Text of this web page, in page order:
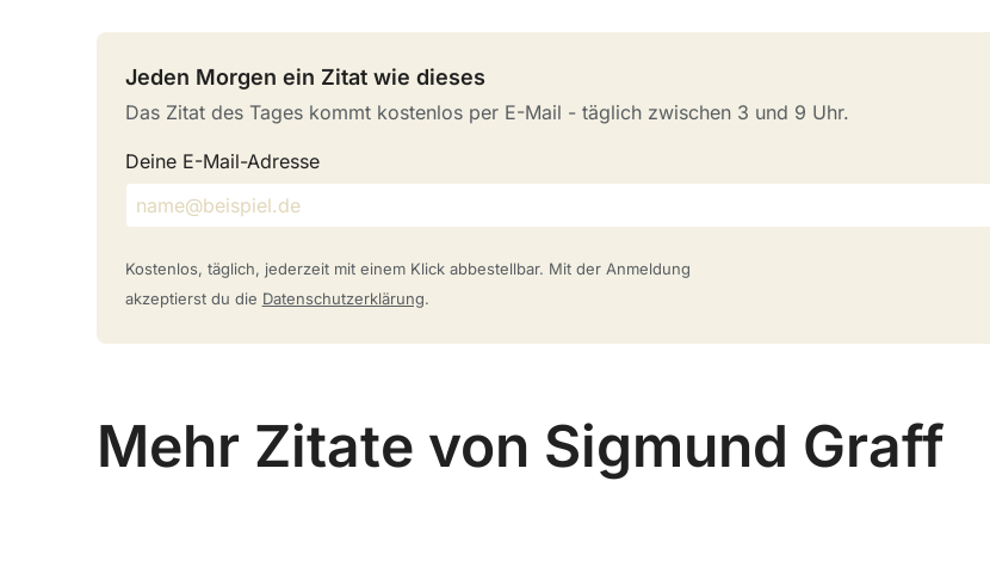
Jeden Morgen ein Zitat wie dieses
Das Zitat des Tages kommt kostenlos per E-Mail - täglich zwischen 3 und 9 Uhr.
Deine E-Mail-Adresse
Kostenlos, täglich, jederzeit mit einem Klick abbestellbar. Mit der Anmeldung
akzeptierst du die Datenschutzerklärung.
Mehr Zitate von Sigmund Graff